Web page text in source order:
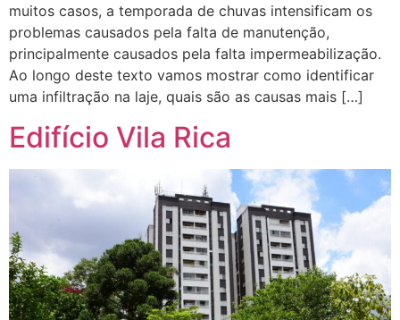
muitos casos, a temporada de chuvas intensificam os
problemas causados pela falta de manutenção,
principalmente causados pela falta impermeabilização.
Ao longo deste texto vamos mostrar como identificar
uma infiltração na laje, quais são as causas mais […]
Edifício Vila Rica